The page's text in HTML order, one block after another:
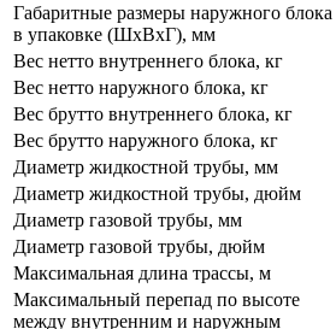
Габаритные размеры наружного блока
в упаковке (ШxВxГ), мм
Вес нетто внутреннего блока, кг
Вес нетто наружного блока, кг
Вес брутто внутреннего блока, кг
Вес брутто наружного блока, кг
Диаметр жидкостной трубы, мм
Диаметр жидкостной трубы, дюйм
Диаметр газовой трубы, мм
Диаметр газовой трубы, дюйм
Максимальная длина трассы, м
Максимальный перепад по высоте
между внутренним и наружным